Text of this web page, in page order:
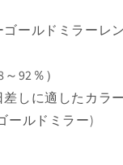
ールドミラーレ
92％）
しに適したカラー
ールドミラー)